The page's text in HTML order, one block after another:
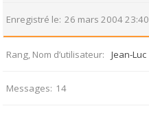
Enregistré le 26 mars 2004 23:40
Rang, Nom d’utilisateur Jean-Luc
Messages 14